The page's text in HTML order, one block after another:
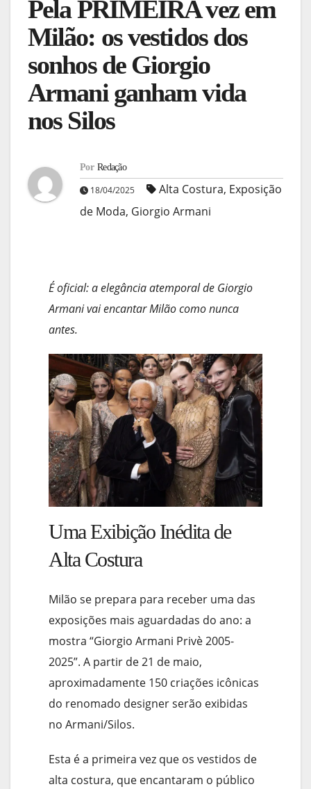
Pela PRIMEIRA vez em
Milão: os vestidos dos
sonhos de Giorgio
Armani ganham vida
nos Silos
Por Redação
18/04/2025 Alta Costura, Exposição
de Moda, Giorgio Armani
É oficial: a elegância atemporal de Giorgio
Armani vai encantar Milão como nunca
antes.
Uma Exibição Inédita de
Alta Costura
Milão se prepara para receber uma das
exposições mais aguardadas do ano: a
mostra “Giorgio Armani Privè 2005-
2025”. A partir de 21 de maio,
aproximadamente 150 criações icônicas
do renomado designer serão exibidas
no Armani/Silos.
Esta é a primeira vez que os vestidos de
alta costura, que encantaram o público